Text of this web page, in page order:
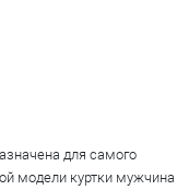
для самого
модели куртки мужчина